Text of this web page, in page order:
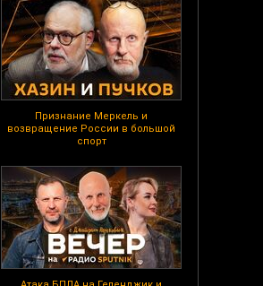
Признание Меркель и
возвращение России в большой
спорт